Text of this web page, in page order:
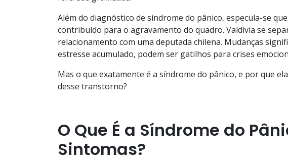
Além do diagnóstico de síndrome do pânico, especula-se
contribuído para o agravamento do quadro. Valdivia se
relacionamento com uma deputada chilena. Mudanças
estresse acumulado, podem ser gatilhos para crises
Mas o que exatamente é a síndrome do pânico, e por que
desse transtorno?
O Que É a Síndrome do
Sintomas?